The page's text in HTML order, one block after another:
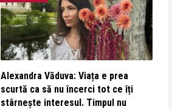
Alexandra Văduva: Viața e prea
scurtă ca să nu încerci tot ce îți
stârnește interesul. Timpul nu